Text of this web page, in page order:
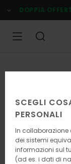
alle
informazioni
prodotto
OFFERTA
SCEGLI
PERSONALI
In collaborazione
dei sistemi
informazioni sul
(ad es. i dati di